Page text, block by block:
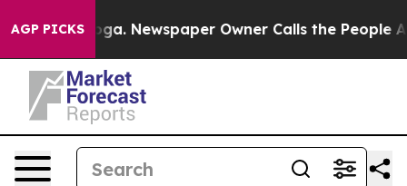
AGP PICKSNewspaper Owner Calls the People